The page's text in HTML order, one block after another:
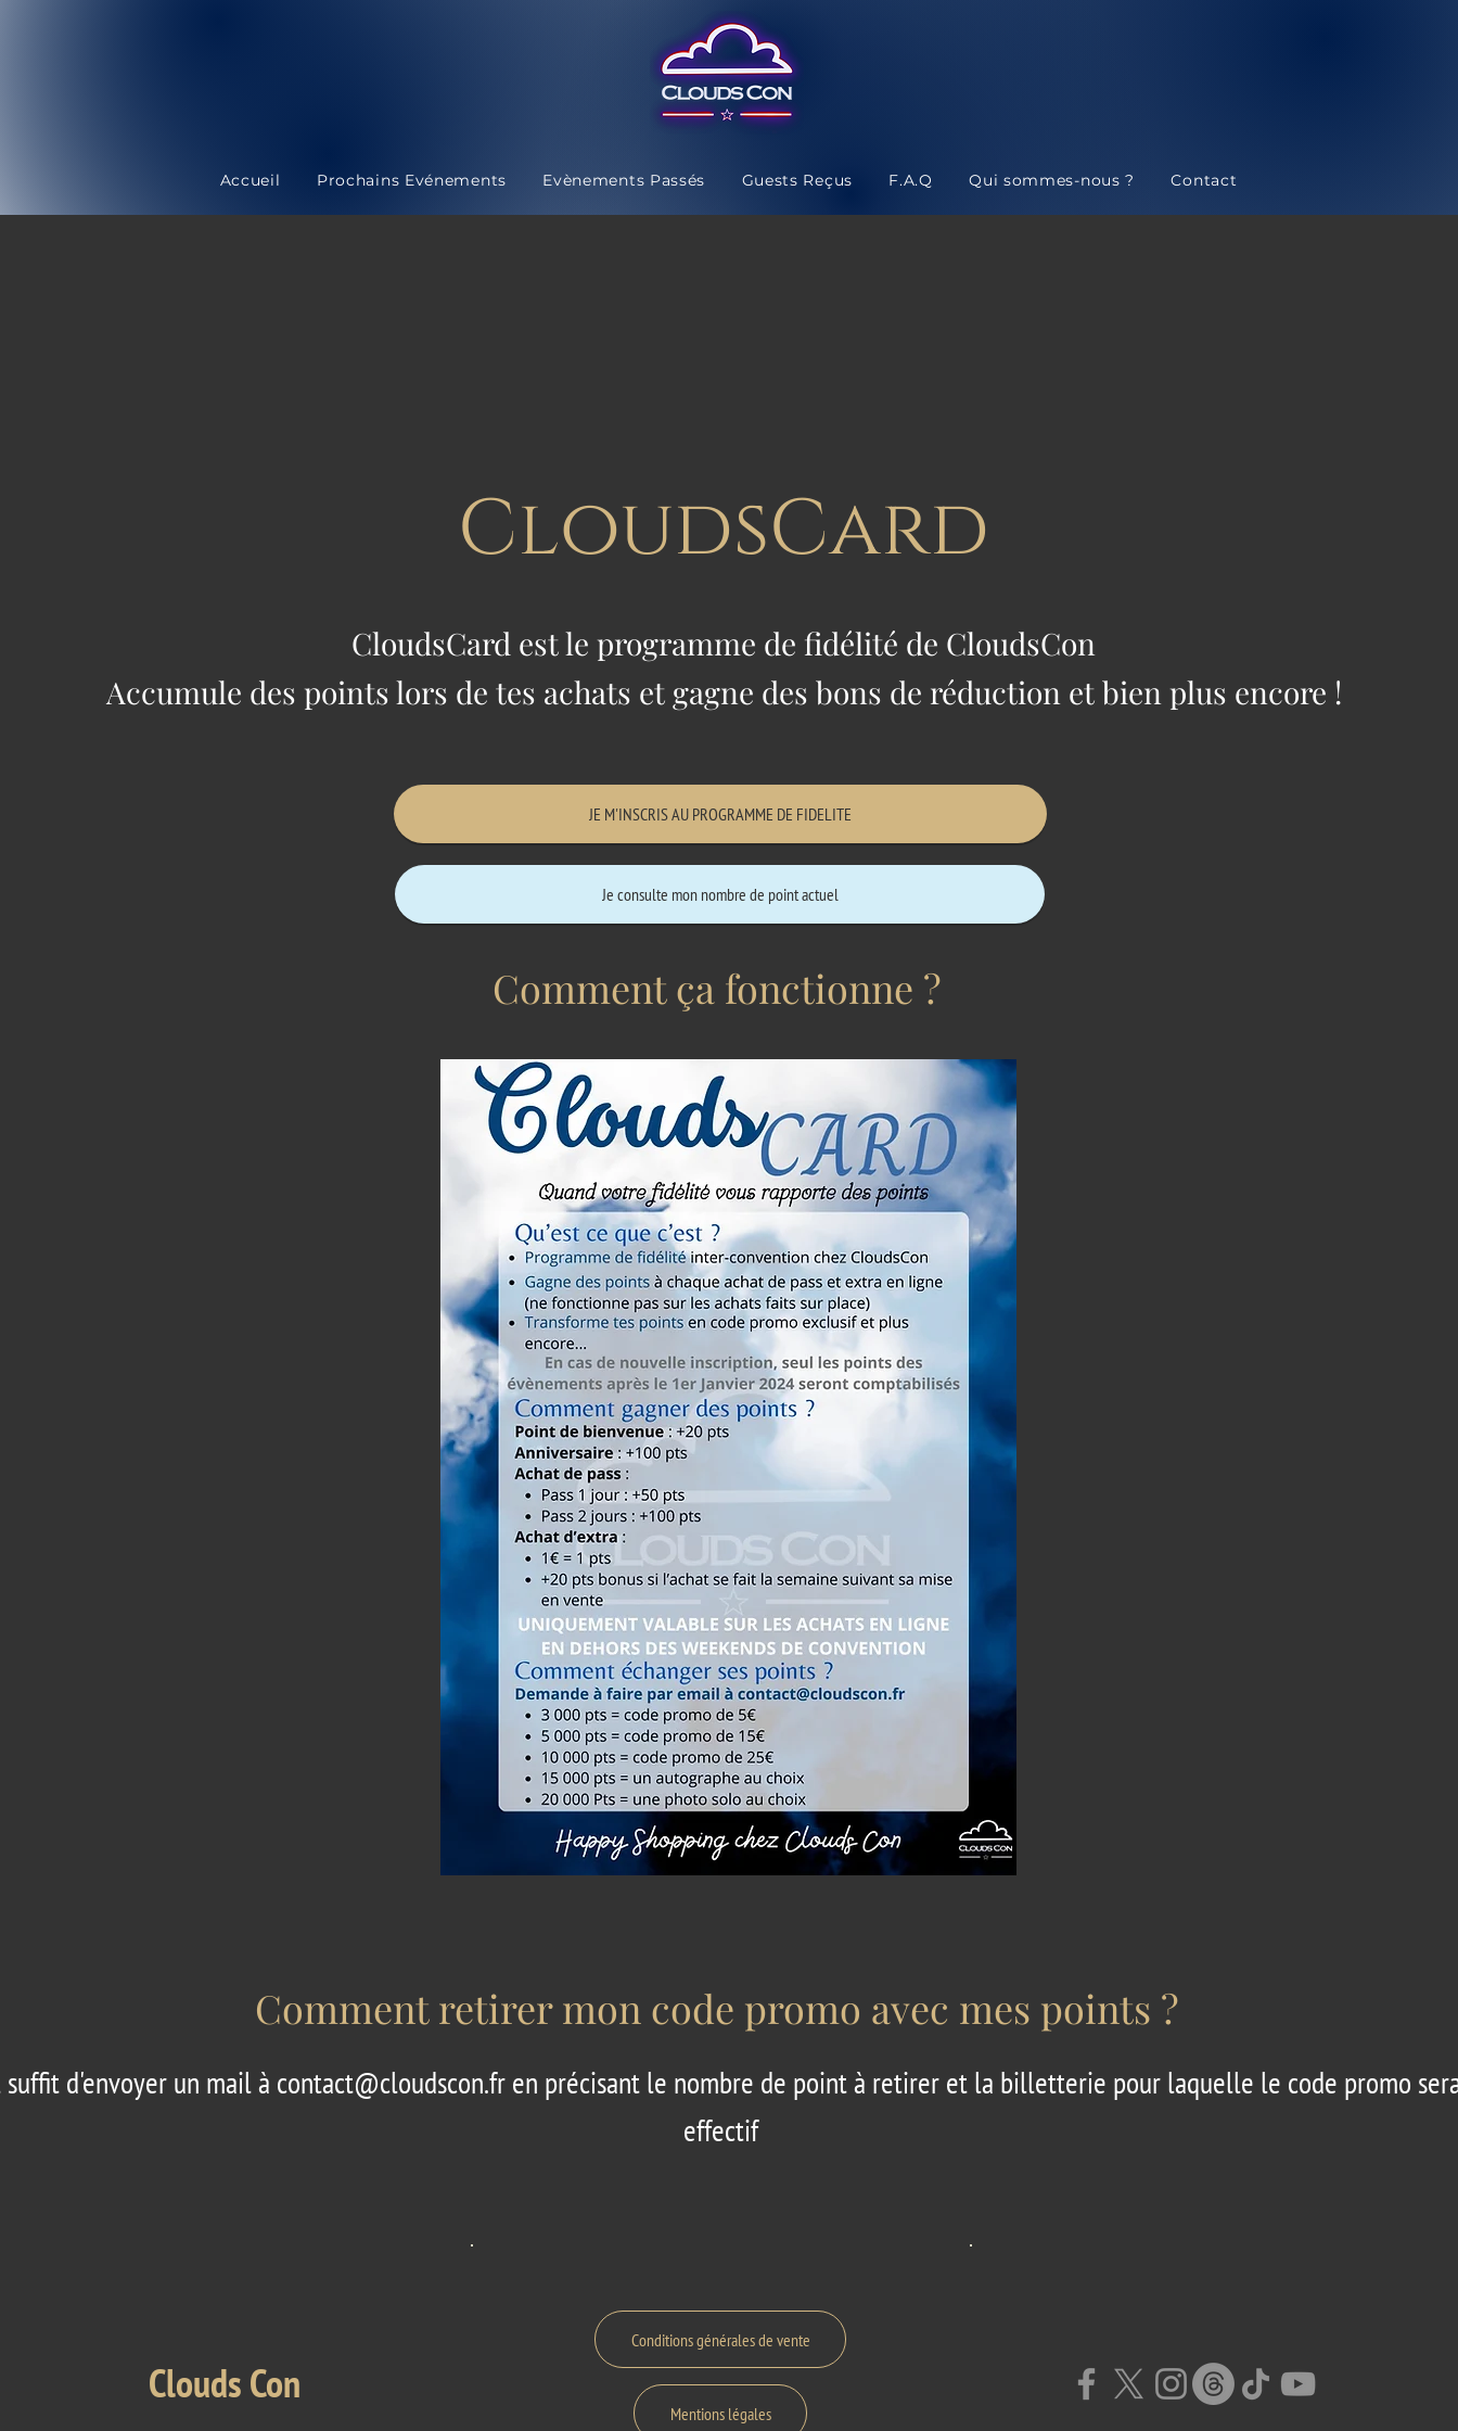
Accueil Prochains Evénements Evènements Passés Guests Reçus F.A.Q Qui sommes-nous ? Contact
CloudsCard​
CloudsCard est le programme de fidélité de CloudsCon
Accumule des points lors de tes achats et gagne des bons de réduction et bien plus encore !
JE M'INSCRIS AU PROGRAMME DE FIDELITE
Je consulte mon nombre de point actuel
Comment ça fonctionne ?
Comment retirer mon code promo avec mes points ?
d'envoyer un mail à contact@cloudscon.fren précisant le nombre de point à retirer et la billetterie pour laquelle le code promo
effectif
Clouds Con
Conditions générales de vente
Mentions légales